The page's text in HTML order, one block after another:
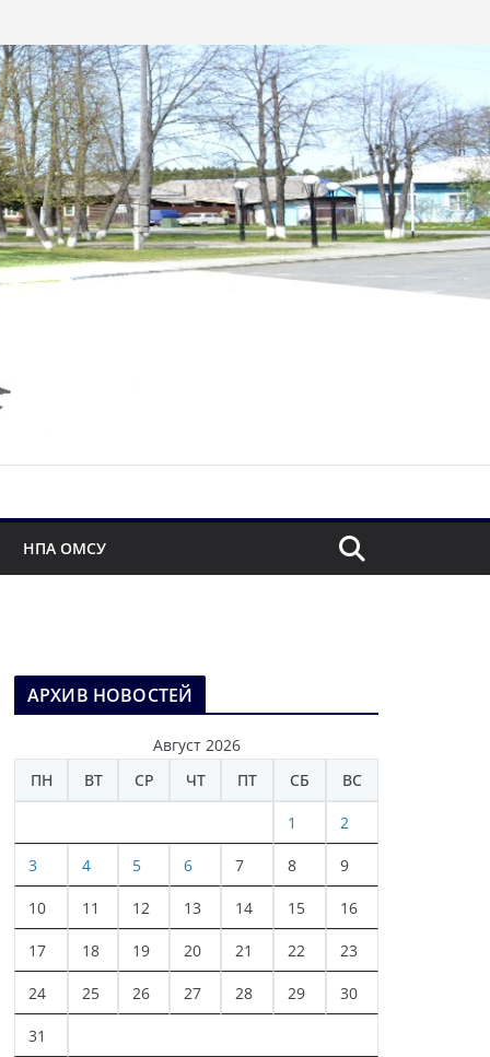
НПА ОМСУ
АРХИВ НОВОСТЕЙ
Август 2026
ПН
ВТ СР ЧТ ПТ СБ ВС
1 2
3 4 5 6 7 8 9
10 11 12 13 14 15 16
17 18 19 20 21 22 23
24 25 26 27 28 29 30
31